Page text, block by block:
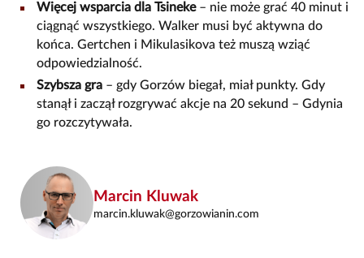
Więcej wsparcia dla Tsineke– nie może grać 40 minut i
ciągnąć wszystkiego. Walker musi być aktywna do
końca. Gertchen i Mikulasikova też muszą wziąć
odpowiedzialność.
Szybsza gra – gdy Gorzów biegał, miał punkty. Gdy
stanął i zaczął rozgrywać akcje na 20 sekund – Gdynia
go rozczytywała.
Marcin Kluwak
marcin.kluwak@gorzowianin.com